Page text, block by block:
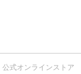
ウエア 軽い
式オンラインストア